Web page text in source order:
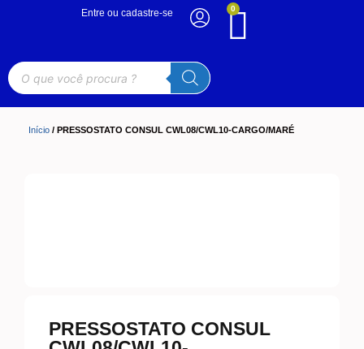
0
Entre ou cadastre-se
Início / PRESSOSTATO CONSUL CWL08/CWL10-CARGO/MARÉ
PRESSOSTATO CONSUL